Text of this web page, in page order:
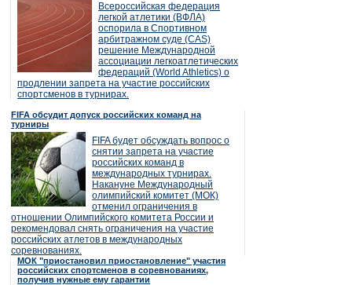
Всероссийская федерация
легкой атлетики (ВФЛА)
оспорила в Спортивном
арбитражном суде (CAS)
решение Международной
ассоциации легкоатлетических
федераций (World Athletics) о
продлении запрета на участие российских
спортсменов в турнирах.
FIFA обсудит допуск российских команд на
турниры
FIFA будет обсуждать вопрос о
снятии запрета на участие
российских команд в
международных турнирах.
Накануне Международный
олимпийский комитет (МОК)
отменил ограничения в
отношении Олимпийского комитета России и
рекомендовал снять ограничения на участие
российских атлетов в международных
соревнованиях.
МОК "приостановил приостановление" участия
российских спортсменов в соревнованиях,
получив нужные ему гарантии